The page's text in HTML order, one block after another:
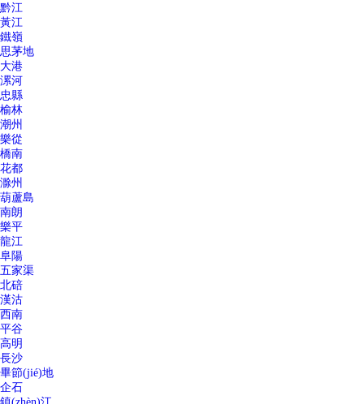
黔江
黃江
鐵嶺
思茅地
大港
漯河
忠縣
榆林
潮州
樂從
橋南
花都
滁州
葫蘆島
南朗
樂平
龍江
阜陽
五家渠
北碚
漢沽
西南
平谷
高明
長沙
畢節(jié)地
企石